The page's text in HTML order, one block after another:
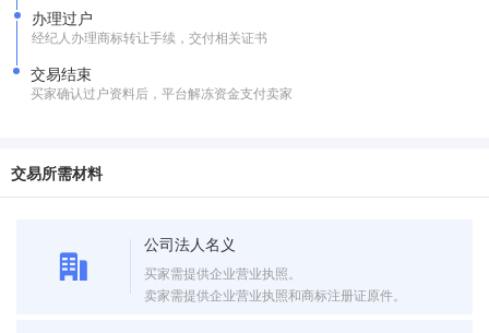
办理过户
经纪人办理商标转让手续，交付相关证书
交易结束
买家确认过户资料后，平台解冻资金支付卖家
交易所需材料
公司法人名义
买家需提供企业营业执照。
卖家需提供企业营业执照和商标注册证原件。